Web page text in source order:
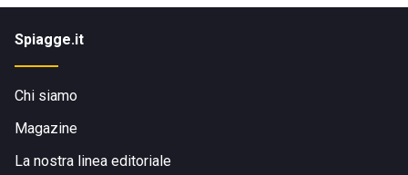
Spiagge.it
Chi siamo
Magazine
La nostra linea editoriale